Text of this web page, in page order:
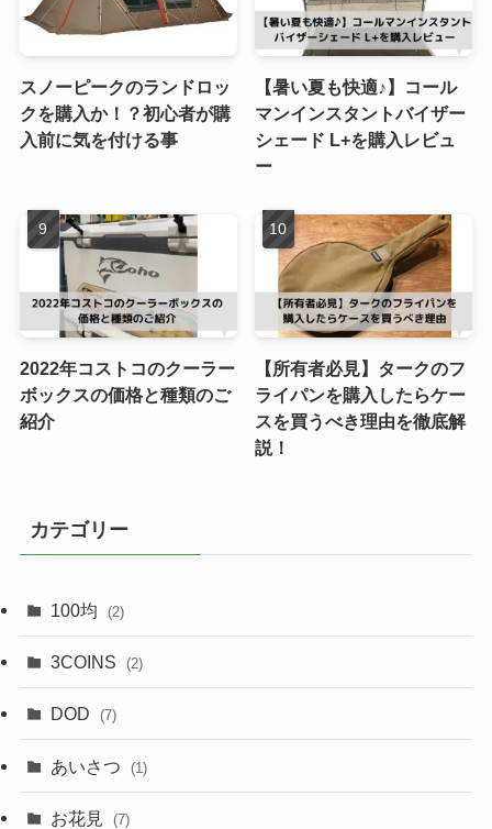
スノーピークのランドロッ
クを購入か！？初心者が購
入前に気を付ける事
【暑い夏も快適♪】コール
マンインスタントバイザー
シェード L+を購入レビュ
ー
2022年コストコのクーラー
ボックスの価格と種類のご
紹介
【所有者必見】タークのフ
ライパンを購入したらケー
スを買うべき理由を徹底解
説！
カテゴリー
100均 (2)
3COINS (2)
DOD (7)
あいさつ (1)
お花見 (7)